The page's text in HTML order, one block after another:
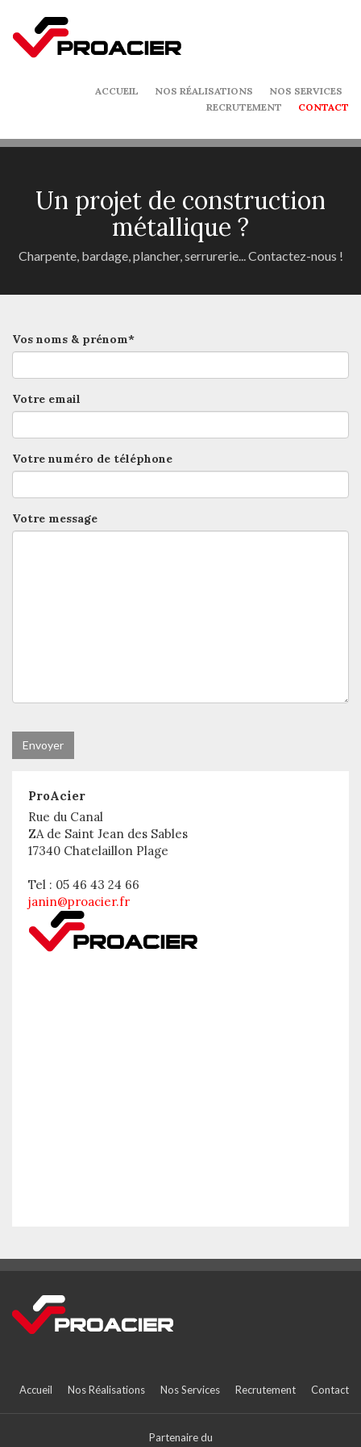
ACCUEIL NOS RÉALISATIONS
NOS SERVICES
RECRUTEMENT
CONTACT
Un projet de construction
métallique ?
Charpente, bardage, plancher, serrurerie... Contactez-nous !
Vos noms & prénom*
Votre email
Votre numéro de téléphone
Votre message
ProAcier
Rue du Canal
ZA de Saint Jean des Sables
17340 Chatelaillon Plage
Tel : 05 46 43 24 66
janin@proacier.fr
Accueil Nos Réalisations Nos Services Recrutement Contact
Partenaire du